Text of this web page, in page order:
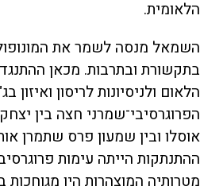
הלאומית.
השמאל מנסה לשמר את
הלאום ולניסיונות לריסון ואיזון
הפרוגרסיבי־שמרני חצה בין
אוסלו ובין שמעון פרס שתמרן
ההתנתקות הייתה עימות
מטרותיה המוצהרות היו מגוחכות